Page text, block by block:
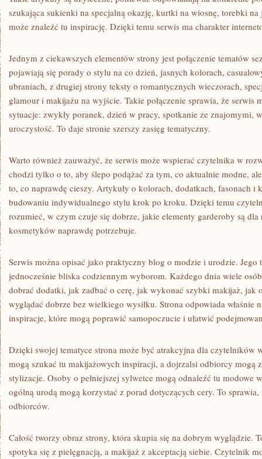
szukająca sukienki na specjalną okazję, kurtki na wiosnę, torebki
może znaleźć tu inspirację. Dzięki temu serwis ma charakter
Jednym z ciekawszych elementów strony jest połączenie tematów
pojawiają się porady o stylu na co dzień, jasnych kolorach,
ubraniach, z drugiej strony teksty o romantycznych wieczorach,
glamour i makijażu na wyjście. Takie połączenie sprawia, że serwis
sytuacje: zwykły poranek, dzień w pracy, spotkanie ze znajomymi,
uroczystość. To daje stronie szerszy zasięg tematyczny.
Warto również zauważyć, że serwis może wspierać czytelnika w
chodzi tylko o to, aby ślepo podążać za tym, co aktualnie modne,
to, co naprawdę cieszy. Artykuły o kolorach, dodatkach, fasonach i
budowaniu indywidualnego stylu krok po kroku. Dzięki temu
rozumieć, w czym czuje się dobrze, jakie elementy garderoby są
kosmetyków naprawdę potrzebuje.
Serwis można opisać jako praktyczny blog o modzie i urodzie. Jego
jednocześnie bliska codziennym wyborom. Każdego dnia wiele
dobrać dodatki, jak zadbać o cerę, jak wykonać szybki makijaż, jak
wyglądać dobrze bez wielkiego wysiłku. Strona odpowiada właśnie
inspiracje, które mogą poprawić samopoczucie i ułatwić
Dzięki swojej tematyce strona może być atrakcyjna dla czytelników
mogą szukać tu makijażowych inspiracji, a dojrzalsi odbiorcy mogą
stylizacje. Osoby o pełniejszej sylwetce mogą odnaleźć tu modowe
ogólną urodą mogą korzystać z porad dotyczących cery. To
odbiorców.
Całość tworzy obraz strony, która skupia się na dobrym wyglądzie.
spotyka się z pielęgnacją, a makijaż z akceptacją siebie. Czytelnik